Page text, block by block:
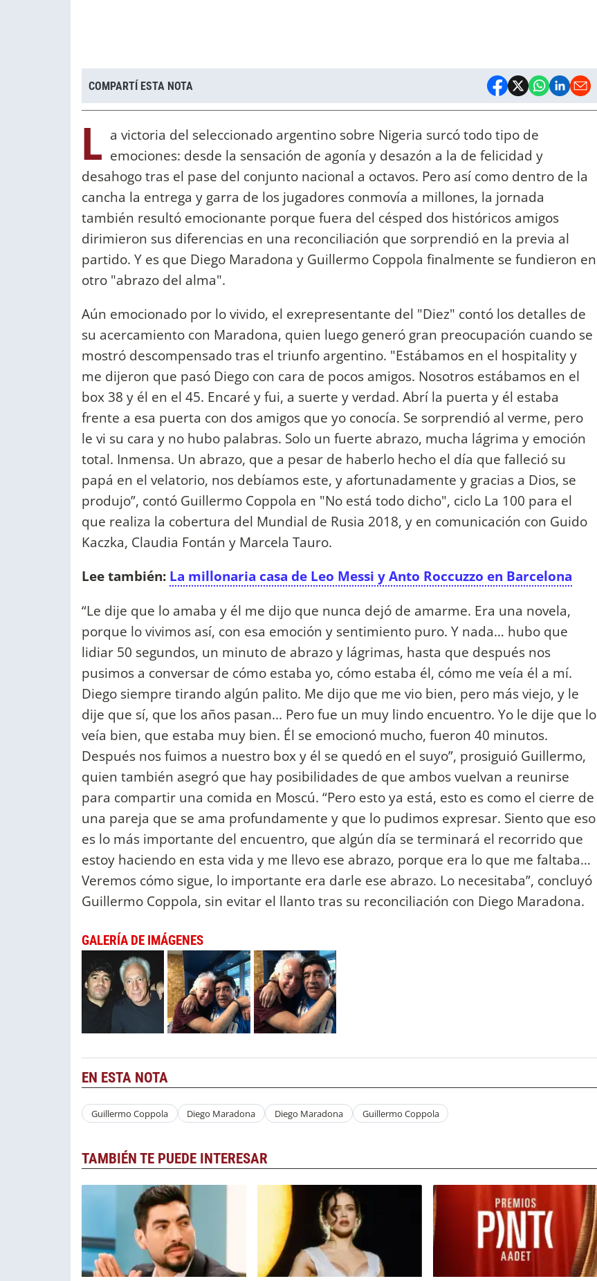
COMPARTÍ ESTA NOTA
L a victoria del seleccionado argentino sobre Nigeria surcó todo tipo de
emociones: desde la sensación de agonía y desazón a la de felicidad y
desahogo tras el pase del conjunto nacional a octavos. Pero así como dentro de la
cancha la entrega y garra de los jugadores conmovía a millones, la jornada
también resultó emocionante porque fuera del césped dos históricos amigos
dirimieron sus diferencias en una reconciliación que sorprendió en la previa al
partido. Y es que Diego Maradona y Guillermo Coppola finalmente se fundieron en
otro "abrazo del alma".
Aún emocionado por lo vivido, el exrepresentante del "Diez" contó los detalles de
su acercamiento con Maradona, quien luego generó gran preocupación cuando se
mostró descompensado tras el triunfo argentino. "Estábamos en el hospitality y
me dijeron que pasó Diego con cara de pocos amigos. Nosotros estábamos en el
box 38 y él en el 45. Encaré y fui, a suerte y verdad. Abrí la puerta y él estaba
frente a esa puerta con dos amigos que yo conocía. Se sorprendió al verme, pero
le vi su cara y no hubo palabras. Solo un fuerte abrazo, mucha lágrima y emoción
total. Inmensa. Un abrazo, que a pesar de haberlo hecho el día que falleció su
papá en el velatorio, nos debíamos este, y afortunadamente y gracias a Dios, se
produjo”, contó Guillermo Coppola en "No está todo dicho", ciclo La 100 para el
que realiza la cobertura del Mundial de Rusia 2018, y en comunicación con Guido
Kaczka, Claudia Fontán y Marcela Tauro.
Lee también: La millonaria casa de Leo Messi y Anto Roccuzzo en Barcelona
“Le dije que lo amaba y él me dijo que nunca dejó de amarme. Era una novela,
porque lo vivimos así, con esa emoción y sentimiento puro. Y nada… hubo que
lidiar 50 segundos, un minuto de abrazo y lágrimas, hasta que después nos
pusimos a conversar de cómo estaba yo, cómo estaba él, cómo me veía él a mí.
Diego siempre tirando algún palito. Me dijo que me vio bien, pero más viejo, y le
dije que sí, que los años pasan... Pero fue un muy lindo encuentro. Yo le dije que lo
veía bien, que estaba muy bien. Él se emocionó mucho, fueron 40 minutos.
Después nos fuimos a nuestro box y él se quedó en el suyo”, prosiguió Guillermo,
quien también asegró que hay posibilidades de que ambos vuelvan a reunirse
para compartir una comida en Moscú. “Pero esto ya está, esto es como el cierre de
una pareja que se ama profundamente y que lo pudimos expresar. Siento que eso
es lo más importante del encuentro, que algún día se terminará el recorrido que
estoy haciendo en esta vida y me llevo ese abrazo, porque era lo que me faltaba…
Veremos cómo sigue, lo importante era darle ese abrazo. Lo necesitaba”, concluyó
Guillermo Coppola, sin evitar el llanto tras su reconciliación con Diego Maradona.
GALERÍA DE IMÁGENES
EN ESTA NOTA
Guillermo Coppola Diego Maradona Diego Maradona Guillermo Coppola
TAMBIÉN TE PUEDE INTERESAR